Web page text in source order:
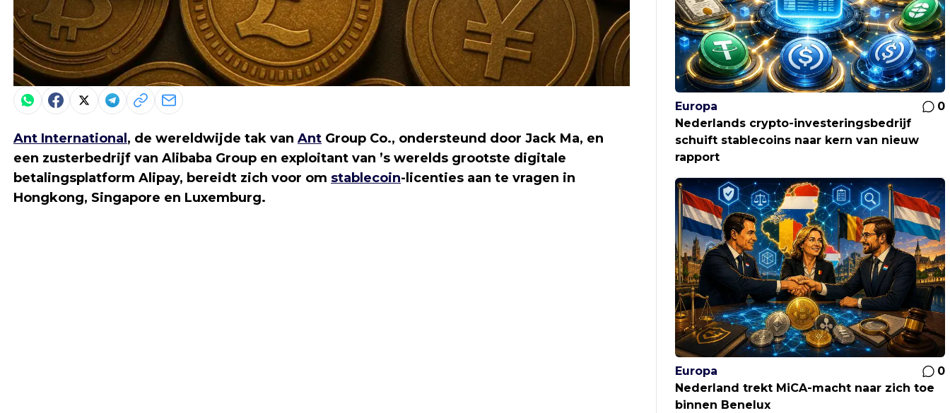
Ant International , de wereldwijde tak van Ant Group Co., ondersteund door Jack Ma, en
een zusterbedrijf van Alibaba Group en exploitant van ’s werelds grootste digitale
betalingsplatform Alipay, bereidt zich voor om stablecoin-licenties aan te vragen in
Hongkong, Singapore en Luxemburg.
Europa
0
Nederlands crypto-investeringsbedrijf
schuift stablecoins naar kern van nieuw
rapport
Europa
0
Nederland trekt MiCA-macht naar zich toe
binnen Benelux